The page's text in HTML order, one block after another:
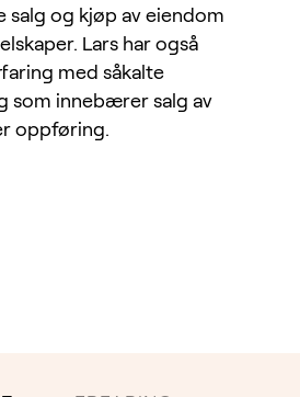
salg og kjøp av eiendom
Lars har også
med såkalte
som innebærer salg av
oppføring.